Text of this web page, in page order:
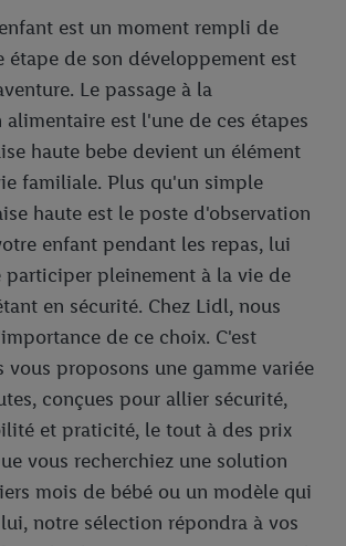
est un moment rempli de
étape de son développement est
Le passage à la
est l'une de ces étapes
haute bebe devient un élément
familiale. Plus qu'un simple
haute est le poste d'observation
enfant pendant les repas, lui
pleinement à la vie de
en sécurité. Chez Lidl, nous
de ce choix. C'est
vous proposons une gamme variée
conçues pour allier sécurité,
et praticité, le tout à des prix
vous recherchiez une solution
mois de bébé ou un modèle qui
notre sélection répondra à vos